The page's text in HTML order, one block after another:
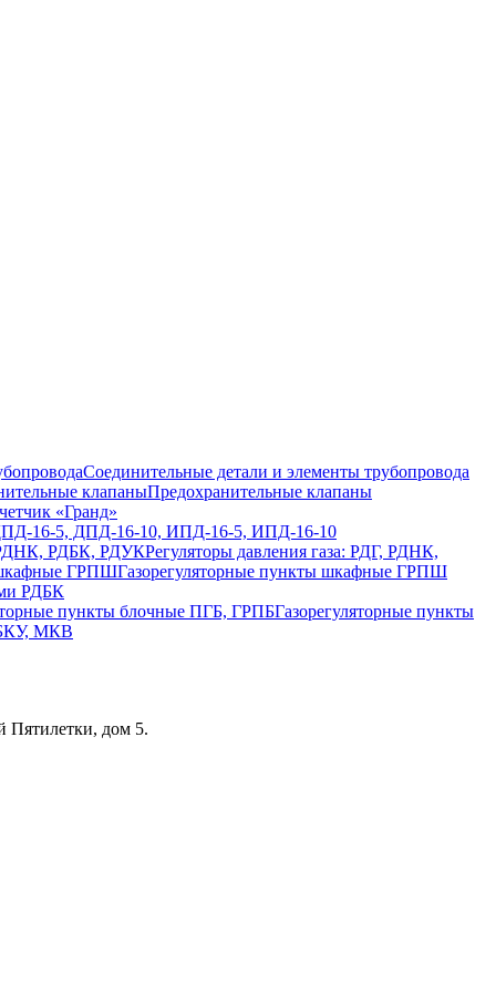
Соединительные детали и элементы трубопровода
Предохранительные клапаны
«Гранд»
ДПД-16-5, ДПД-16-10, ИПД-16-5, ИПД-16-10
Регуляторы давления газа: РДГ, РДНК,
Газорегуляторные пункты шкафные ГРПШ
РДБК
Газорегуляторные пункты
БКУ, МКВ
Пятилетки, дом 5.